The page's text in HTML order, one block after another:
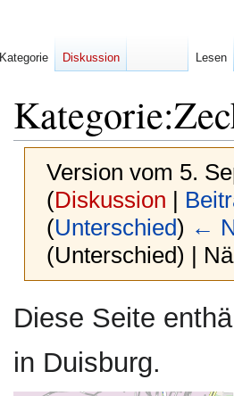
Kategorie:
Version vom 5.
(Diskussion |
(Unterschied) ←
(Unterschied) |
Zur
springen
Zur
springen
Diese Seite
in Duisburg.
Kategorie Diskussion Lesen